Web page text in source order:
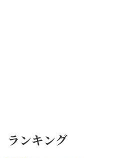
ランキング